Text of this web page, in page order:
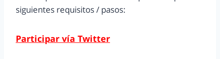
siguientes requisitos / pasos:
Participar vía Twitter